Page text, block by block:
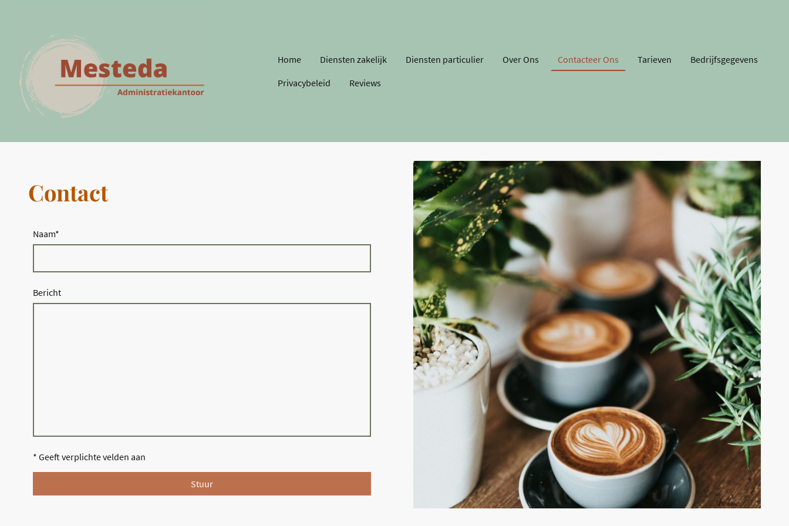
Home Diensten zakelijk Diensten particulier Over Ons Contacteer Ons Tarieven
Bedrijfsgegevens
Privacybeleid
Reviews
Contact
Naam*
Bericht
* Geeft verplichte velden aan
Stuur